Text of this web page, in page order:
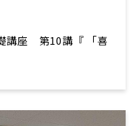
講座 第10講『 「喜